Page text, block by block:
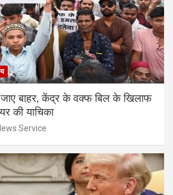
जाए बाहर, केंद्र के वक्फ बिल के खिलाफ
की याचिका
Service